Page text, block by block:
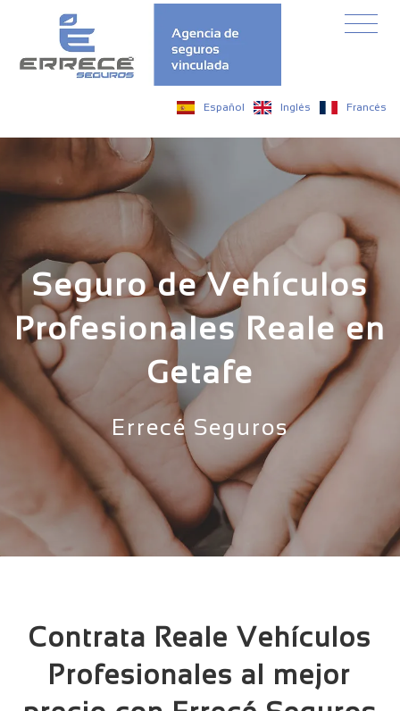
Español Inglés Francés
Seguro de Vehículos
Profesionales Reale en
Getafe
Errecé Seguros
Contrata Reale Vehículos
Profesionales al mejor